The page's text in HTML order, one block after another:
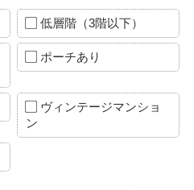
低層階（3階以下）
ポーチあり
ヴィンテージマンショ
ン